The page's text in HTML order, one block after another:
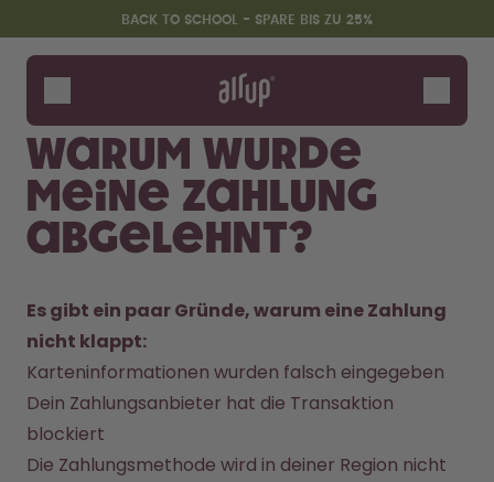
Zum Hauptinhalt springen
Erklärung zur BarrierefreiheitBACK TO SCHOOL - SPARE BIS ZU 25%
Flaschen
Duft-Pods
Zubehör
Starter Sets
Back2School
Gewinnspiel
Warum wurde
meine Zahlung
abgelehnt?
Es gibt ein paar Gründe, warum eine Zahlung
nicht klappt:
Karteninformationen wurden falsch eingegeben
Dein Zahlungsanbieter hat die Transaktion
blockiert
Die Zahlungsmethode wird in deiner Region nicht